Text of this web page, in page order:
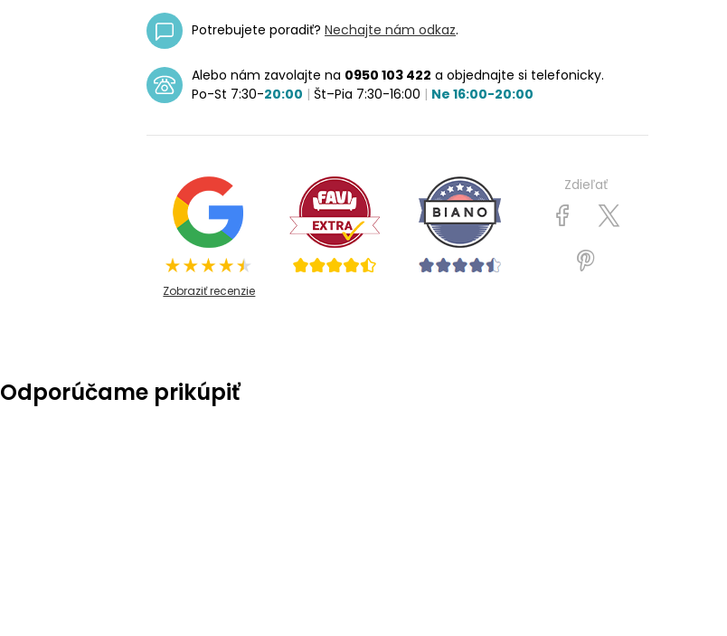
Potrebujete poradiť? Nechajte nám odkaz.
Alebo nám zavolajte na 0950 103 422 a objednajte si telefonicky.
Po-St 7:30-20:00 | Št–Pia 7:30-16:00 | Ne 16:00-20:00
Zobraziť recenzie
Zdieľať
Odporúčame prikúpiť